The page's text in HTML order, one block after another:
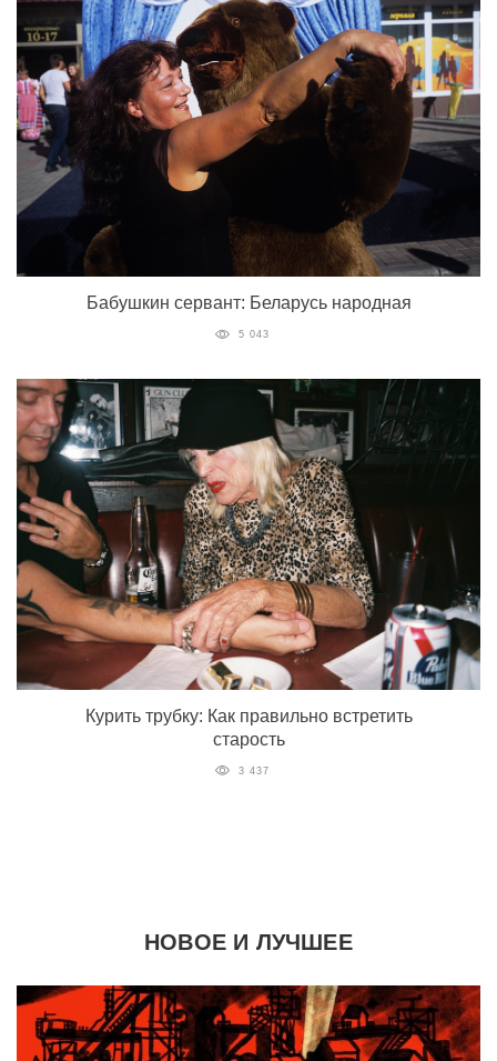
Бабушкин сервант: Беларусь народная
5 043
Курить трубку: Как правильно встретить
старость
3 437
НОВОЕ И ЛУЧШЕЕ